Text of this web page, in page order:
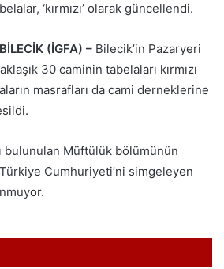
‘kırmızı’ olarak güncellendi.
(İGFA) – Bilecik’in Pazaryeri
30 caminin tabelaları kırmızı
masrafları da cami derneklerine
bulunulan Müftülük bölümünün
Cumhuriyeti’ni simgeleyen